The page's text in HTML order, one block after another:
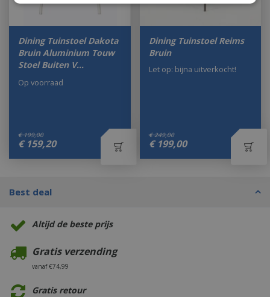
Dining Tuinstoel Dakota
Bruin Aluminium Touw
Stoel Buiten V…
€ 199,00
€ 159,20
Op voorraad
Dining Tuinstoel Reims
Bruin
€ 249,00
€ 199,00
Let op: bijna uitverkocht!
Best deal
Altijd de beste prijs
Gratis verzending
vanaf €74,99
Gratis retour